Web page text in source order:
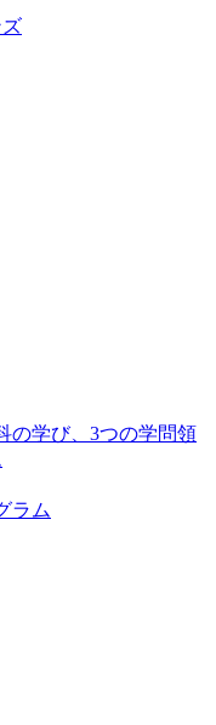
の学び、3つの学問領
ラム